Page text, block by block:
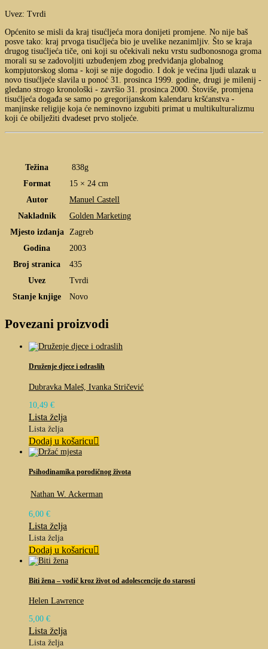
Uvez: Tvrdi
Općenito se misli da kraj tisućljeća mora donijeti promjene. No nije baš
posve tako: kraj prvoga tisućljeća bio je uvelike nezanimljiv. Što se kraja
drugog tisućljeća tiče, oni koji su očekivali neku vrstu sudbonosnoga groma
morali su se zadovoljiti uzbuđenjem zbog predviđanja globalnog
kompjutorskog sloma - koji se nije dogodio. I dok je većina ljudi ulazak u
novo tisućljeće slavila u ponoć 31. prosinca 1999. godine, drugi je milenij -
gledano strogo kronološki - završio 31. prosinca 2000. Štoviše, promjena
tisućljeća događa se samo po gregorijanskom kalendaru kršćanstva -
manjinske religije koja će neminovno izgubiti primat u multikulturalizmu
koji će obilježiti dvadeset prvo stoljeće.
Težina
838g
Format
15 × 24 cm
Autor
Manuel Castell
Nakladnik
Golden Marketing
Mjesto izdanja
Zagreb
Godina
2003
Broj stranica
435
Uvez
Tvrdi
Stanje knjige
Novo
Povezani proizvodi
Druženje djece i odraslih
Dubravka Maleš, Ivanka Stričević
10,49 €
Lista želja
Lista želja
Dodaj u košaricu
Psihodinamika porodičnog života
Nathan W. Ackerman
6,00 €
Lista želja
Lista želja
Dodaj u košaricu
Biti žena – vodič kroz život od adolescencije do starosti
Helen Lawrence
5,00 €
Lista želja
Lista želja